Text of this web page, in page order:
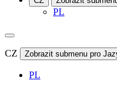
PL
CZ Zobrazit submenu pro
PL